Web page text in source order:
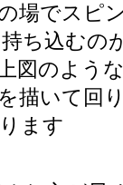
場でスピ
ち込むの
図のよう
描いて回
ます